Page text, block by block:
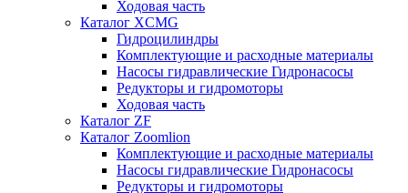
Ходовая часть
Каталог XCMG
Гидроцилиндры
Комплектующие и расходные материалы
Насосы гидравлические Гидронасосы
Редукторы и гидромоторы
Ходовая часть
Каталог ZF
Каталог Zoomlion
Комплектующие и расходные материалы
Насосы гидравлические Гидронасосы
Редукторы и гидромоторы